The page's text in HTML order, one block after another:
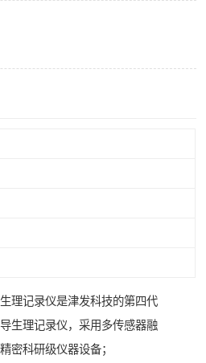
理记录仪是津发科技的第四代
生理记录仪，采用多传感器融
密科研级仪器设备；